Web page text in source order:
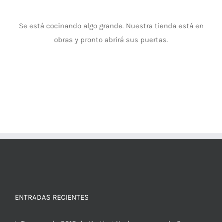
Se está cocinando algo grande. Nuestra tienda está en
obras y pronto abrirá sus puertas.
ENTRADAS RECIENTES